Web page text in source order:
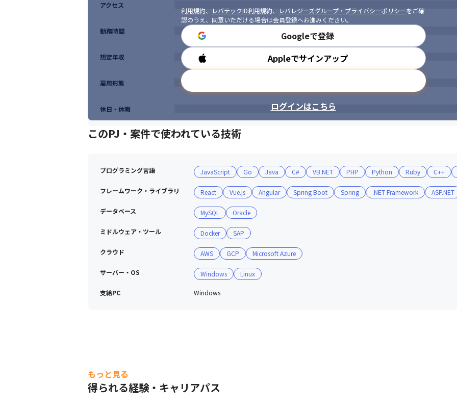
≪環境≫
Java／C#.NET／SQL Server／AWS／Azure
≪担当工程≫
要件定義／設計／開発／テスト／保守
②Microsoft 365導入・運用支援
Microsoft 365の導入支援
Teams・SharePoint活用支援
≪環境≫
Microsoft 365／Entra ID／IntunePower Platform
要件整理／設計／構築／運用
③製造工場向けDX推進・業務自動化支援
Excel業務の自動化
Power Automate開発
≪環境≫Power Automate／Power Apps／VBA／SQL Server
≪担当工程≫
現状分析／開発／導入支援／運用
④オンプレミス環境からAzureへのクラウド移行
Azure／Windows Server／Azure Virtual Machines／Azure Backup／Azure Monitor
≪担当工程≫
■求める人物像
◎安心できる環境で長く働きたい方
◎「大手企業のプライム案件」という安定性を求めている方
◎成長して理想のキャリアを実現したい／探求したい方
◎仕事だけでなくプライベートの時間も大切にしたい方
◎エンジニアとして新しい技術へ挑戦したいという方
エンジニアが「安心して長く働けること」を第一に考える社風なので、
『働きやすい環境を求めている方』に向いています。
25年以上働いている創業メンバーが複数名在籍しているなど、弊社は優れた「安定感」を持っております。
利用規約、 レバテックID利用規約、 レバレジーズグループ・プライバシーポリシーをご確
認のうえ、同意いただける場合は会員登録へお進みください。
Googleで登録
Appleでサインアップ
ログインはこちら
アクセス
勤務時間
想定年収
雇用形態
休日・休暇
このPJ・案件で使われている技術
プログラミング言語 JavaScript Go Java C# VB.NET PHP Python Ruby C++
フレームワーク・ライブラリ React Vue.js Angular Spring Boot Spring .NET Framework ASP.NET
データベース MySQL Oracle
ミドルウェア・ツール Docker SAP
クラウド AWS GCP Microsoft Azure
サーバー・OS Windows Linux
支給PC Windows
もっと見る
得られる経験・キャリアパス